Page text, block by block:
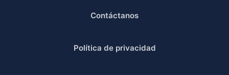
Contáctanos
Política de privacidad